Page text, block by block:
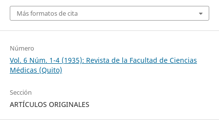
Más formatos de cita
Número
Vol. 6 Núm. 1-4 (1935): Revista de la Facultad de Ciencias
Médicas (Quito)
Sección
ARTÍCULOS ORIGINALES